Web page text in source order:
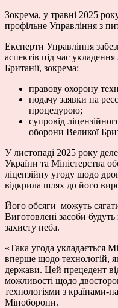
Зокрема, у травні 2025
профільне Управління з
Експерти Управління
аспектів під час
Британії, зокрема:
правову охорону
подачу заявки на
процедурою;
супровід
оборони Великої
У листопаді 2025 року
України та Міністерства
ліцензійну угоду щодо
відкрила шлях до його
Його обсяги можуть
Виготовлені засоби
захисту неба.
«Така угода укладається
вперше щодо технологій,
держави. Цей прецедент
можливості щодо
технологіями з країнами-
Міноборони.